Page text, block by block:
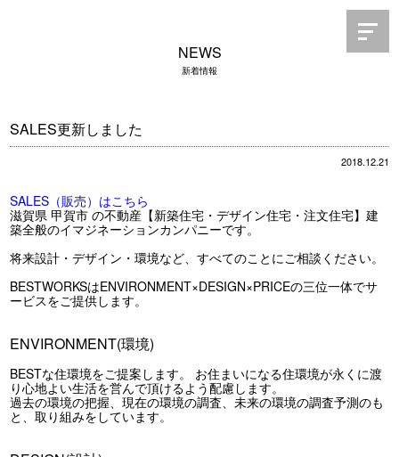
NEWS
新着情報
SALES更新しました
2018.12.21
SALES（販売）はこちら
滋賀県 甲賀市 の不動産【新築住宅・デザイン住宅・注文住宅】建
築全般のイマジネーションカンパニーです。
将来設計・デザイン・環境など、すべてのことにご相談ください。
BESTWORKSはENVIRONMENT×DESIGN×PRICEの三位一体でサ
ービスをご提供します。
ENVIRONMENT(環境)
BESTな住環境をご提案します。 お住まいになる住環境が永くに渡
り心地よい生活を営んで頂けるよう配慮します。
過去の環境の把握、現在の環境の調査、未来の環境の調査予測のも
と、取り組みをしています。